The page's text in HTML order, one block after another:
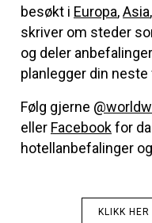
besøkt i Europa,Asia,
skriver om steder
og deler
planlegger din neste
Følg gjerne
eller Facebookfor
hotellanbefalinger
KLIKK